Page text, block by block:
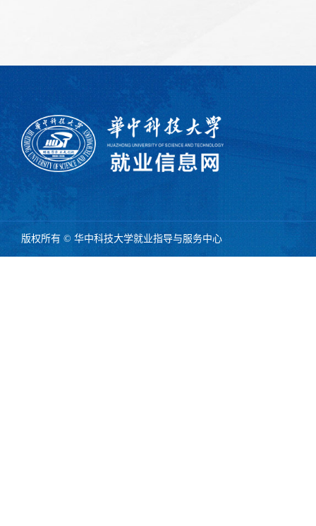
版权所有 © 华中科技大学就业指导与服务中心